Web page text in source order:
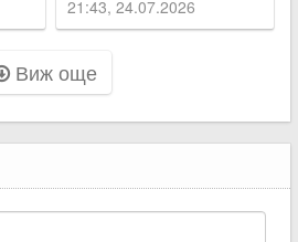
21:43, 24.07.2026
Виж още